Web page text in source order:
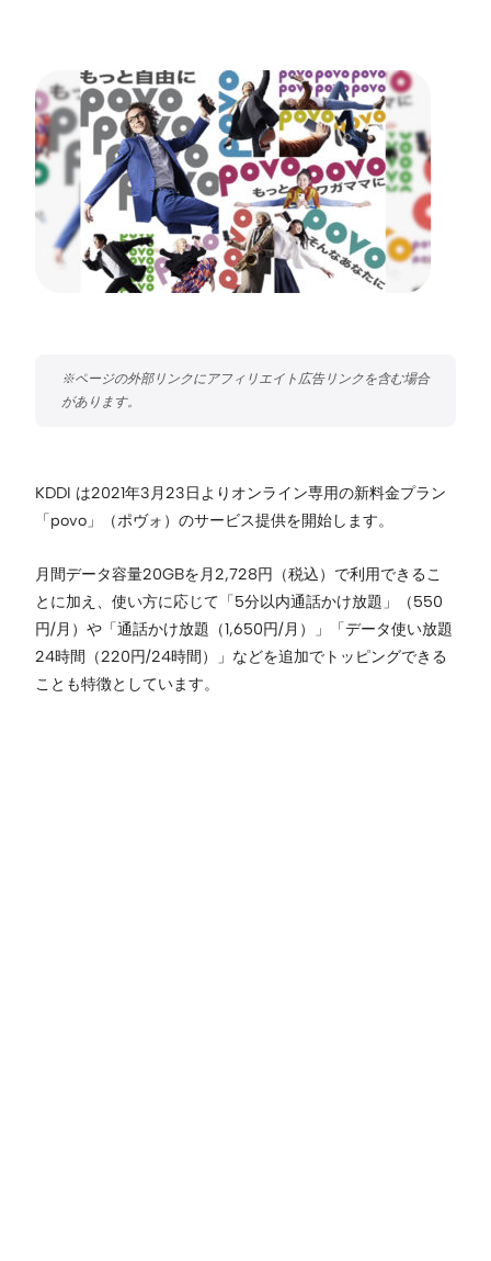
KDDI は2021年3月23日よりオンライン専用の新料金プラン
「povo」（ポヴォ）のサービス提供を開始します。
月間データ容量20GBを月2,728円（税込）で利用できるこ
とに加え、使い方に応じて「5分以内通話かけ放題」（550
円/月）や「通話かけ放題（1,650円/月）」「データ使い放題
24時間（220円/24時間）」などを追加でトッピングできる
ことも特徴としています。